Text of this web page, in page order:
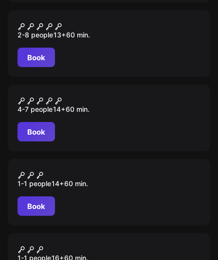
Тайна красной комнаты
2-8 people13+60 min.
Book
Алисия
4-7 people14+60 min.
Book
Affected: the Manor
1-1 people14+60 min.
Book
Don't Knock Twice
1-1 people16+60 min.